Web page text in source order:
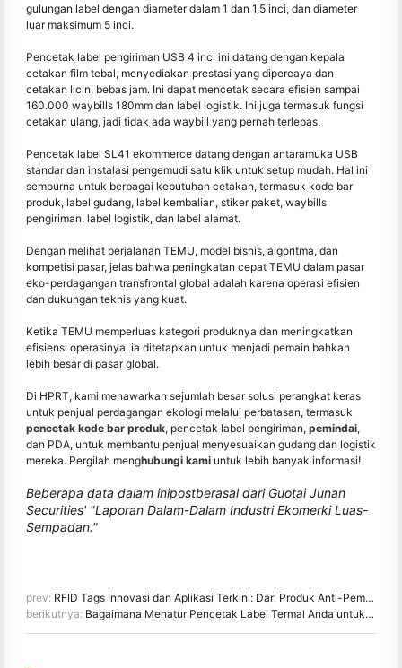
gulungan label dengan diameter dalam 1 dan 1,5 inci, dan diameter
luar maksimum 5 inci.
Pencetak label pengiriman USB 4 inci ini datang dengan kepala
cetakan film tebal, menyediakan prestasi yang dipercaya dan
cetakan licin, bebas jam. Ini dapat mencetak secara efisien sampai
160.000 waybills 180mm dan label logistik. Ini juga termasuk fungsi
cetakan ulang, jadi tidak ada waybill yang pernah terlepas.
Pencetak label SL41 ekommerce datang dengan antaramuka USB
standar dan instalasi pengemudi satu klik untuk setup mudah. Hal ini
sempurna untuk berbagai kebutuhan cetakan, termasuk kode bar
produk, label gudang, label kembalian, stiker paket, waybills
pengiriman, label logistik, dan label alamat.
Dengan melihat perjalanan TEMU, model bisnis, algoritma, dan
kompetisi pasar, jelas bahwa peningkatan cepat TEMU dalam pasar
eko-perdagangan transfrontal global adalah karena operasi efisien
dan dukungan teknis yang kuat.
Ketika TEMU memperluas kategori produknya dan meningkatkan
efisiensi operasinya, ia ditetapkan untuk menjadi pemain bahkan
lebih besar di pasar global.
Di HPRT, kami menawarkan sejumlah besar solusi perangkat keras
untuk penjual perdagangan ekologi melalui perbatasan, termasuk
pencetak kode bar produk, pencetak label pengiriman, pemindai,
dan PDA, untuk membantu penjual menyesuaikan gudang dan logistik
mereka. Pergilah menghubungi kami untuk lebih banyak informasi!
Beberapa data dalam inipostberasal dari Guotai Junan
Securities' "Laporan Dalam-Dalam Industri Ekomerki Luas-
Sempadan."
prev: RFID Tags Innovasi dan Aplikasi Terkini: Dari Produk Anti-Pemalsuan ke Inventar Drone
berikutnya: Bagaimana Menatur Pencetak Label Termal Anda untuk Mencetak Label TEMU